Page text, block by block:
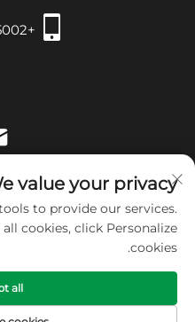
+86-15150245002
الطبية المحدودة. جميع
value your privacy
to provide our services.
cookies, click Personalize
cookies.
all